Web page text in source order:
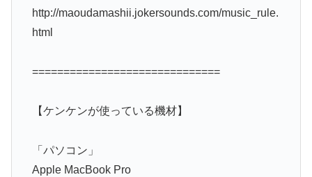
http://maoudamashii.jokersounds.com/music_rule.
html
==============================
【ケンケンが使っている機材】
「パソコン」
Apple MacBook Pro